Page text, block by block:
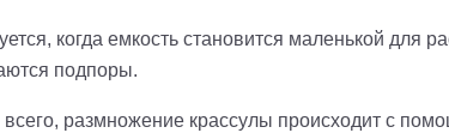
когда емкость становится маленькой для
подпоры.
размножение крассулы происходит с